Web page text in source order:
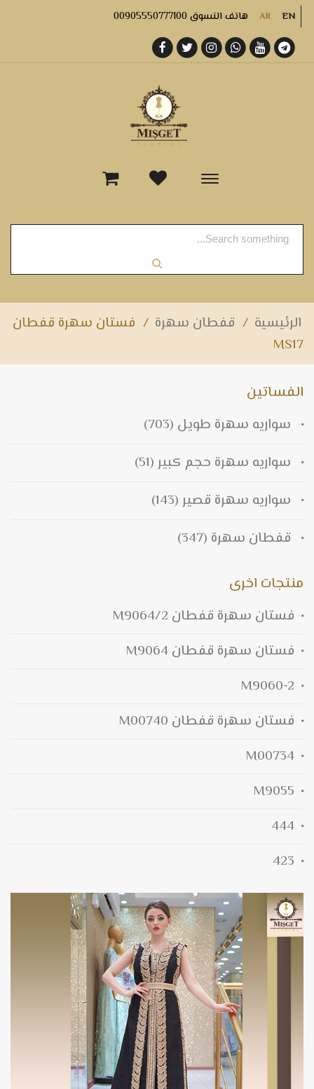
AR EN هاتف التسوق 00905550777100
-
الرئيسية / قفطان سهرة / فستان سهرة قفطان
MS17
الفساتين
سواريه سهرة طويل (703)
سواريه سهرة حجم كبير (51)
سواريه سهرة قصير (143)
قفطان سهرة (347)
منتجات اخرى
فستان سهرة قفطان M9064/2
فستان سهرة قفطان M9064
M9060-2
فستان سهرة قفطان M00740
M00734
M9055
444
423